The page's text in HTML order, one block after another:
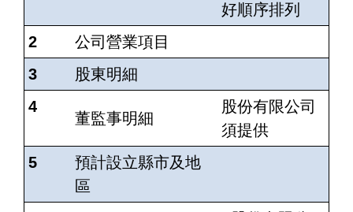
好順序排列
2
公司營業項目
3
股東明細
4
董監事明細
股份有限公司
須提供
5
預計設立縣市及地
區